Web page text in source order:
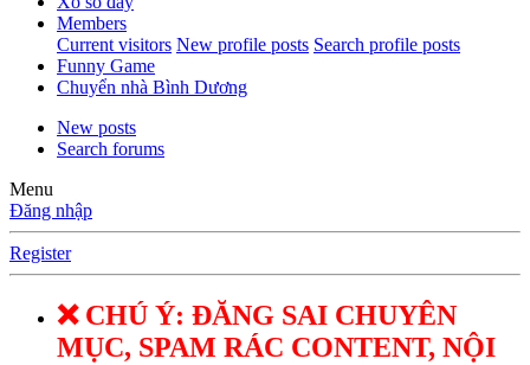
Members
Current visitors New profile posts Search profile posts
Funny Game
Chuyển nhà Bình Dương
New posts
Search forums
Menu
Đăng nhập
Register
❌ CHÚ Ý: ĐĂNG SAI CHUYÊN
MỤC, SPAM RÁC CONTENT, NỘI